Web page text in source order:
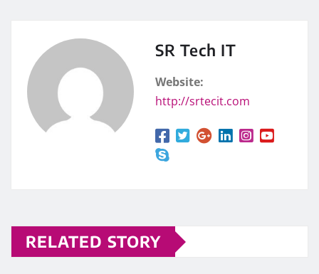
SR Tech IT
Website:
http://srtecit.com
RELATED STORY